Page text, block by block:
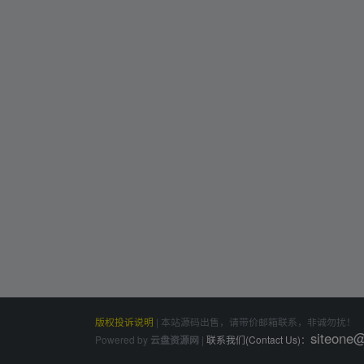
版权投诉说明 | 本站源码出售，请带价邮箱联系，非诚勿扰！
Powered by 云盘资源网 | 联系我们(Contact Us)：